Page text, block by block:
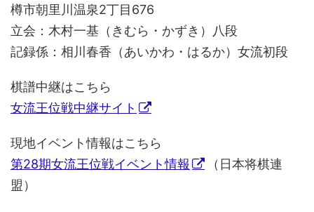
樽市朝里川温泉2丁目676
立会：木村一基（きむら・かずき）八段
記録係：相川春香（あいかわ・はるか）女流初段
棋譜中継はこちら
女流王位戦中継サイト
現地イベント情報はこちら
第28期女流王位戦イベント情報
（日本将棋連
盟）